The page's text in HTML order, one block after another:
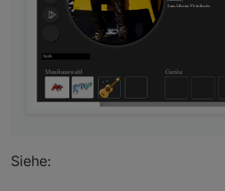
Siehe: